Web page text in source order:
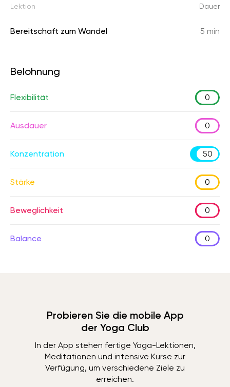
Lektion Dauer
Bereitschaft zum Wandel 5 min
Belohnung
Flexibilität 0
Ausdauer 0
Konzentration 50
Stärke 0
Beweglichkeit 0
Balance 0
Probieren Sie die mobile App
der Yoga Club
In der App stehen fertige Yoga-Lektionen,
Meditationen und intensive Kurse zur
Verfügung, um verschiedene Ziele zu
erreichen.